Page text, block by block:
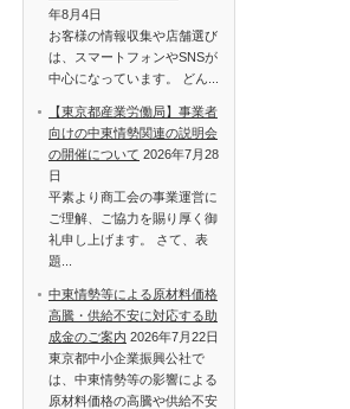
年8月4日
お客様の情報収集や店舗選び
は、スマートフォンやSNSが
中心になっています。 どん...
【東京都産業労働局】事業者
向けの中東情勢関連の説明会
の開催について 2026年7月28
日
平素より商工会の事業運営に
ご理解、ご協力を賜り厚く御
礼申し上げます。 さて、表
題...
中東情勢等による原材料価格
高騰・供給不安に対応する助
成金のご案内 2026年7月22日
東京都中小企業振興公社で
は、中東情勢等の影響による
原材料価格の高騰や供給不安